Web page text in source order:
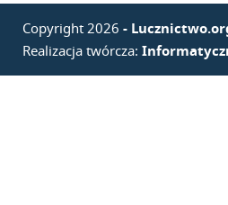
Copyright 2026 -
Realizacja twórcza: